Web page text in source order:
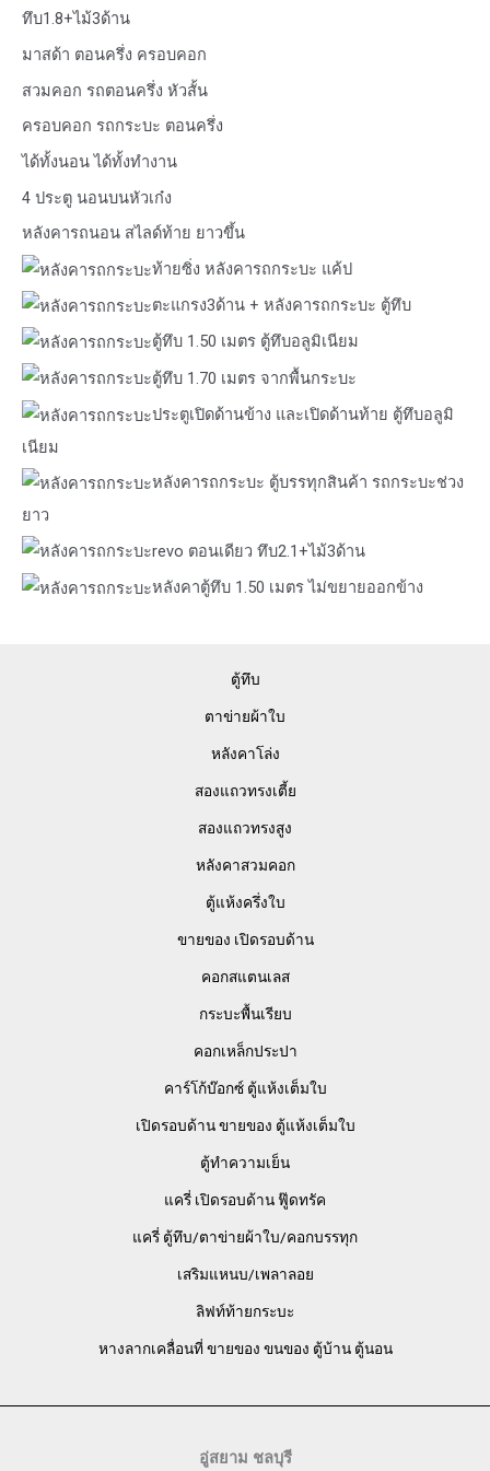
ทึบ1.8+ไม้3ด้าน
มาสด้า ตอนครึ่ง ครอบคอก
สวมคอก รถตอนครึ่ง หัวสั้น
ครอบคอก รถกระบะ ตอนครึ่ง
ได้ทั้งนอน ได้ทั้งทำงาน
4 ประตู นอนบนหัวเก๋ง
หลังคารถนอน สไลด์ท้าย ยาวขึ้น
ท้ายซิ่ง หลังคารถกระบะ แค้ป
ตะแกรง3ด้าน + หลังคารถกระบะ ตู้ทึบ
ตู้ทึบ 1.50 เมตร ตู้ทึบอลูมิเนียม
ตู้ทึบ 1.70 เมตร จากพื้นกระบะ
ประตูเปิดด้านข้าง และเปิดด้านท้าย ตู้ทึบอลูมิ
เนียม
หลังคารถกระบะ ตู้บรรทุกสินค้า รถกระบะช่วง
ยาว
revo ตอนเดียว ทึบ2.1+ไม้3ด้าน
หลังคาตู้ทึบ 1.50 เมตร ไม่ขยายออกข้าง
ตู้ทึบ
ตาข่ายผ้าใบ
หลังคาโล่ง
สองแถวทรงเตี้ย
สองแถวทรงสูง
หลังคาสวมคอก
ตู้แห้งครึ่งใบ
ขายของ เปิดรอบด้าน
คอกสแตนเลส
กระบะพื้นเรียบ
คอกเหล็กประปา
คาร์โก้บ๊อกซ์ ตู้แห้งเต็มใบ
เปิดรอบด้าน ขายของ ตู้แห้งเต็มใบ
ตู้ทำความเย็น
แครี่ เปิดรอบด้าน ฟู๊ดทรัค
แครี่ ตู้ทึบ/ตาข่ายผ้าใบ/คอกบรรทุก
เสริมแหนบ/เพลาลอย
ลิฟท์ท้ายกระบะ
หางลากเคลื่อนที่ ขายของ ขนของ ตู้บ้าน ตู้นอน
อู่สยาม ชลบุรี